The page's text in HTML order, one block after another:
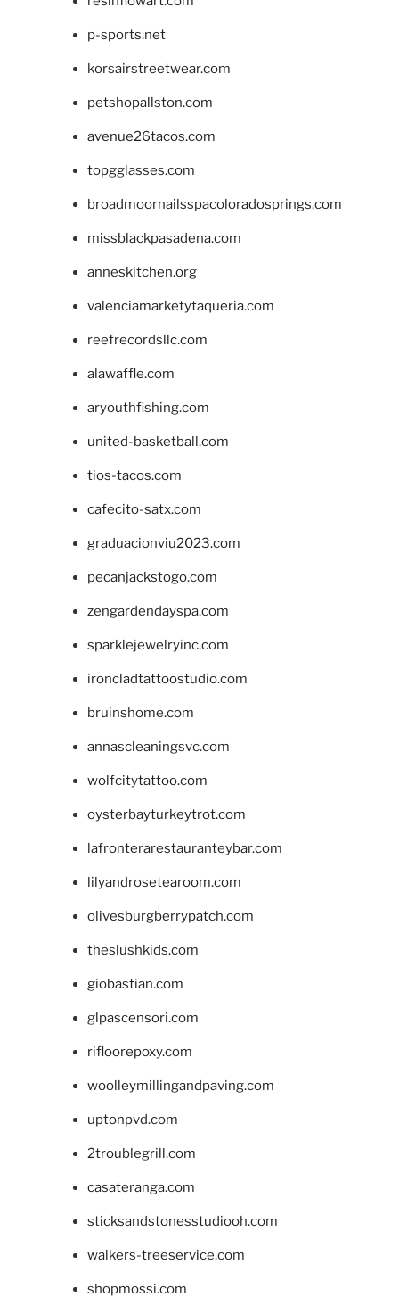
p-sports.net
korsairstreetwear.com
petshopallston.com
avenue26tacos.com
topgglasses.com
broadmoornailsspacoloradosprings.com
missblackpasadena.com
anneskitchen.org
valenciamarketytaqueria.com
reefrecordsllc.com
alawaffle.com
aryouthfishing.com
united-basketball.com
tios-tacos.com
cafecito-satx.com
graduacionviu2023.com
pecanjackstogo.com
zengardendayspa.com
sparklejewelryinc.com
ironcladtattoostudio.com
bruinshome.com
annascleaningsvc.com
wolfcitytattoo.com
oysterbayturkeytrot.com
lafronterarestauranteybar.com
lilyandrosetearoom.com
olivesburgberrypatch.com
theslushkids.com
giobastian.com
glpascensori.com
rifloorepoxy.com
woolleymillingandpaving.com
uptonpvd.com
2troublegrill.com
casateranga.com
sticksandstonesstudiooh.com
walkers-treeservice.com
shopmossi.com